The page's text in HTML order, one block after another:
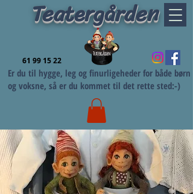
Teatergården
61 99 15 22
Er du til hygge, leg og finurligeheder for både børn
og voksne, så er du kommet til det rette sted:-)